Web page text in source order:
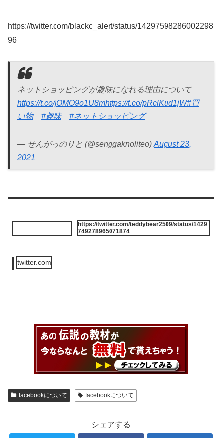
https://twitter.com/blackc_alert/status/14297598286002298
96
ネットショッピングが趣味になれる理由について
https://t.co/jOMO9o1U8mhttps://t.co/pRclKud1jW#買
い物
#趣味 #ネットショッピング
— せんがっのりと (@senggaknoliteo) August 23,
2021
https://twitter.com/teddybear2509/status/1429
749278965071874
twitter.com
facebookについて facebookについて
シェアする